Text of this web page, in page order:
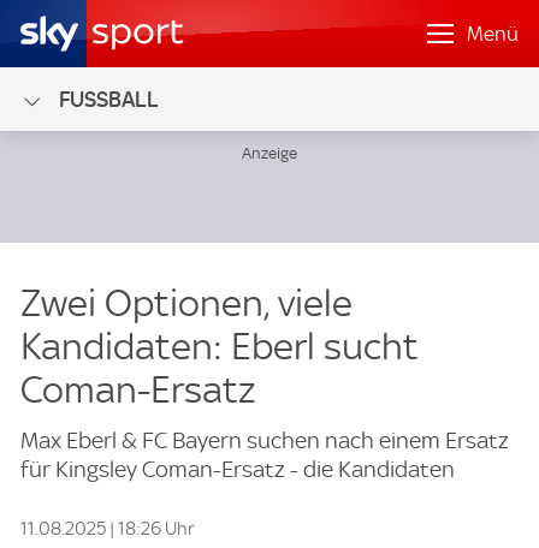
Menü
FUSSBALL
Zwei Optionen, viele
Kandidaten: Eberl sucht
Coman-Ersatz
Max Eberl & FC Bayern suchen nach einem Ersatz
für Kingsley Coman-Ersatz - die Kandidaten
11.08.2025 | 18:26 Uhr